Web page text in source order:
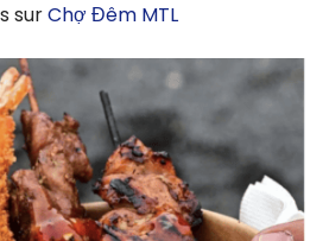
surChợ Đêm MTL